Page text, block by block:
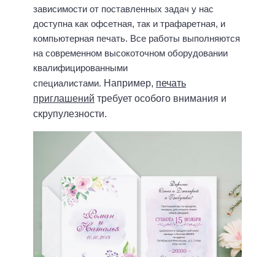
зависимости от поставленных задач у нас
доступна как офсетная, так и трафаретная, и
компьютерная печать. Все работы выполняются
на современном высокоточном оборудовании
квалифицированными
специалистами. Например, печать
приглашений требует особого внимания и
скрупулезности.